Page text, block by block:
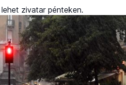
zivatar pénteken.